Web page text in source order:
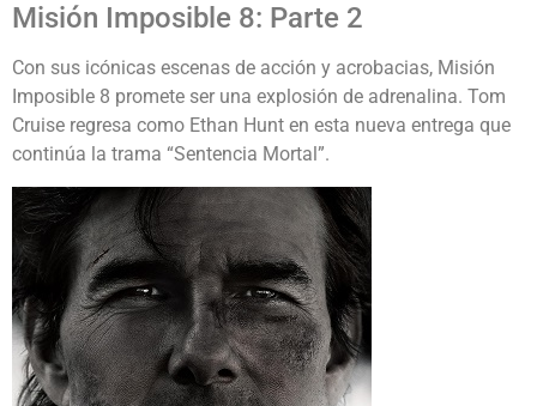
Misión Imposible 8: Parte 2
Con sus icónicas escenas de acción y acrobacias, Misión
Imposible 8 promete ser una explosión de adrenalina. Tom
Cruise regresa como Ethan Hunt en esta nueva entrega que
continúa la trama “Sentencia Mortal”.